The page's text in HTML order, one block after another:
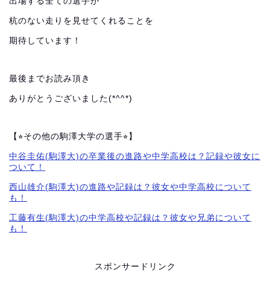
杭のない走りを見せてくれることを
期待しています！
最後までお読み頂き
ありがとうございました(*^^*)
【⭐︎その他の駒澤大学の選手⭐︎】
中谷圭佑(駒澤大)の卒業後の進路や中学高校は？記録や彼女に
ついて！
西山雄介(駒澤大)の進路や記録は？彼女や中学高校について
も！
工藤有生(駒澤大)の中学高校や記録は？彼女や兄弟について
も！
スポンサードリンク